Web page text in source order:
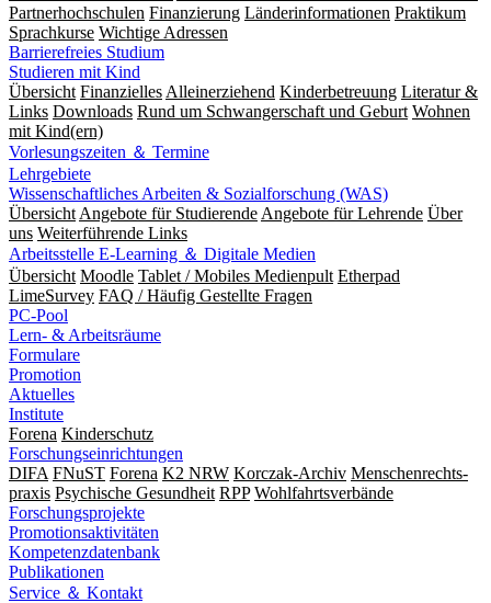
Partnerhochschulen Finanzierung Länderinformationen Praktikum
Sprachkurse Wichtige Adressen
Barrierefreies Studium
Studieren mit Kind
Übersicht Finanzielles Alleinerziehend Kinderbetreuung Literatur &
Links Downloads Rund um Schwangerschaft und Geburt Wohnen
mit Kind(ern)
Vorlesungszeiten ＆ Termine
Lehrgebiete
Wissenschaftliches Arbeiten & Sozialforschung (WAS)
Übersicht Angebote für Studierende Angebote für Lehrende Über
uns Weiterführende Links
Arbeitsstelle E-Learning ＆ Digitale Medien
Übersicht Moodle Tablet / Mobiles Medienpult Etherpad
LimeSurvey FAQ / Häufig Gestellte Fragen
PC-Pool
Lern- & Arbeitsräume
Formulare
Promotion
Aktuelles
Institute
Forena Kinderschutz
Forschungseinrichtungen
DIFA FNuST Forena K2 NRW Korczak-Archiv Men­schen­rechts­
praxis Psy­chische Gesund­heit RPP Wohlfahrts­verbände
Forschungsprojekte
Promotionsaktivitäten
Kompetenzdatenbank
Publikationen
Service ＆ Kontakt